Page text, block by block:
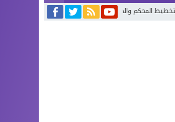
الميداني… وترسم ملامح صيف آمن